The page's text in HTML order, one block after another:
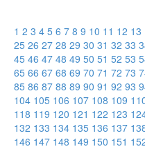
Fr&eacute;d&eacute;ric
1 2 3 4 5 6 7 8 9 10 11 12 13
25 26 27 28 29 30 31 32 33
45 46 47 48 49 50 51 52 53
65 66 67 68 69 70 71 72 73
85 86 87 88 89 90 91 92 93
104 105 106 107 108 109
118 119 120 121 122 123
132 133 134 135 136 137
146 147 148 149 150 151